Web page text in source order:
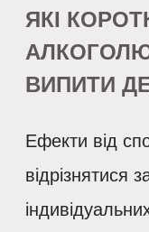
ЯКІ
ВИПИТИ
Ефекти від
відрізнятися